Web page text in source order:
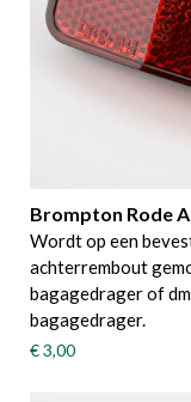
Brompton Rode
Wordt op een
achterrembout
bagagedrager of
bagagedrager.
€ 3,00